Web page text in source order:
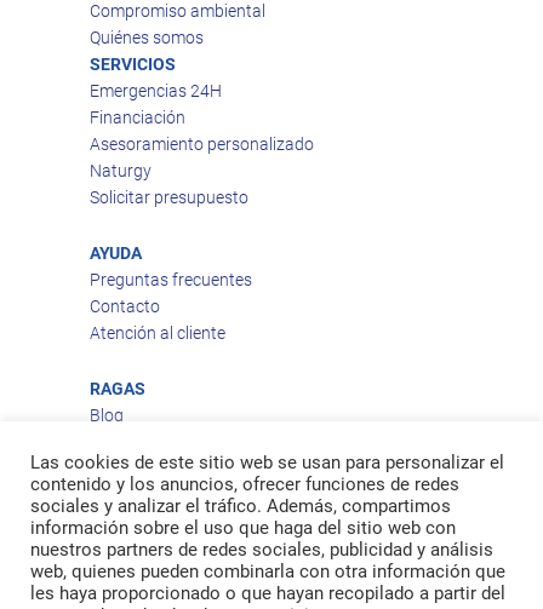
Compromiso ambiental
Quiénes somos
SERVICIOS
Emergencias 24H
Financiación
Asesoramiento personalizado
Naturgy
Solicitar presupuesto
AYUDA
Preguntas frecuentes
Contacto
Atención al cliente
RAGAS
Blog
Política de privacidad
Política de cookies
Política de envío
Política de devoluciones
Las cookies de este sitio web se usan para personalizar el
contenido y los anuncios, ofrecer funciones de redes
sociales y analizar el tráfico. Además, compartimos
información sobre el uso que haga del sitio web con
nuestros partners de redes sociales, publicidad y análisis
web, quienes pueden combinarla con otra información que
les haya proporcionado o que hayan recopilado a partir del